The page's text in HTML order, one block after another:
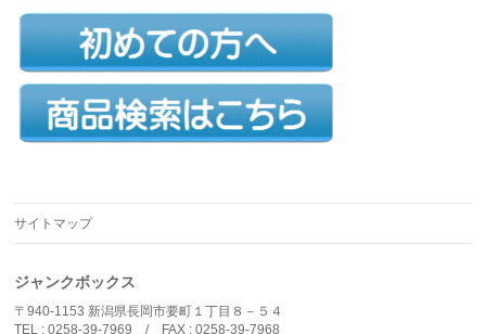
サイトマップ
ジャンクボックス
〒940-1153 新潟県長岡市要町１丁目８－５４
TEL : 0258-39-7969 / FAX : 0258-39-7968